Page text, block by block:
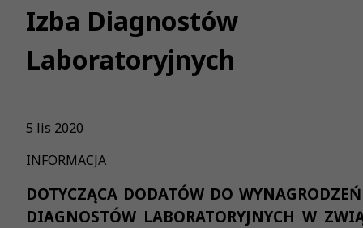
Izba Diagnostów
Laboratoryjnych
5 lis 2020
INFORMACJA
DOTYCZĄCA DODATÓW DO
DIAGNOSTÓW LABORATORYJNYCH W